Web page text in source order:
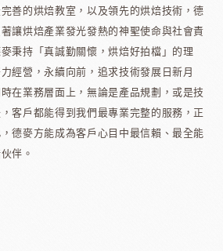
善的烘焙教室，以及領先的烘焙技術，德
讓烘焙產業發光發熱的神聖使命與社會責
秉持「真誠勤關懷，烘焙好拍檔」的理
經營，永續向前，追求技術發展日新月
在業務層面上，無論是產品規劃，或是技
客戶都能得到我們最專業完整的服務，正
，德麥方能成為客戶心目中最信賴、最全能
伴。